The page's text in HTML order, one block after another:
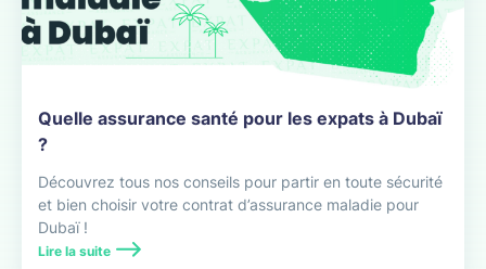
Quelle assurance santé pour les expats à Dubaï
?
Découvrez tous nos conseils pour partir en toute sécurité
et bien choisir votre contrat d’assurance maladie pour
Dubaï !
Lire la suite